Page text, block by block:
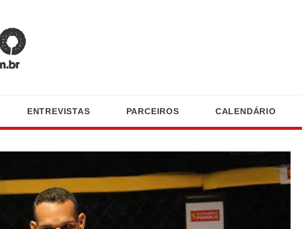
ENTREVISTAS PARCEIROS CALENDÁRIO